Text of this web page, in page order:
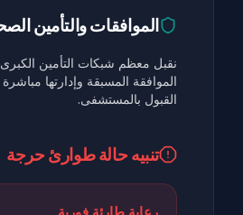
الموافقات والتأمين
نقبل معظم شبكات التأمين
الموافقة المسبقة وإدارتها
القبول بالمستشفى.
تنبيه حالة طوارئ حرجة